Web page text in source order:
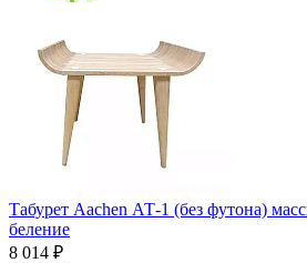
Табурет Aachen АТ-1 (без футона)
беление
8 014 ₽